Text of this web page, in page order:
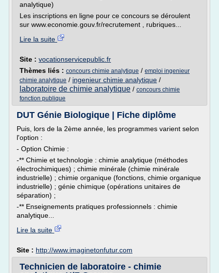
analytique)
Les inscriptions en ligne pour ce concours se déroulent
sur www.economie.gouv.fr/recrutement , rubriques...
Lire la suite
Site : vocationservicepublic.fr
Thèmes liés : concours chimie analytique / emploi ingenieur
chimie analytique / ingenieur chimie analytique /
laboratoire de chimie analytique / concours chimie
fonction publique
DUT Génie Biologique | Fiche diplôme
Puis, lors de la 2ème année, les programmes varient selon
l'option :
- Option Chimie :
-** Chimie et technologie : chimie analytique (méthodes
électrochimiques) ; chimie minérale (chimie minérale
industrielle) ; chimie organique (fonctions, chimie organique
industrielle) ; génie chimique (opérations unitaires de
séparation) ;
-** Enseignements pratiques professionnels : chimie
analytique...
Lire la suite
Site : http://www.imaginetonfutur.com
Technicien de laboratoire - chimie